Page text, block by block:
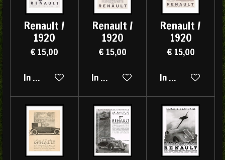
Renault /
1920
€ 15,00
In winkelwagen
Renault /
1920
€ 15,00
In winkelwagen
Renault /
1920
€ 15,00
In winkelwagen